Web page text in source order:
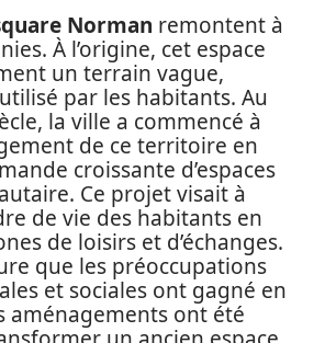
Norman remontent à
À l’origine, cet espace
un terrain vague,
par les habitants. Au
la ville a commencé à
de ce territoire en
croissante d’espaces
Ce projet visait à
de vie des habitants en
de loisirs et d’échanges.
que les préoccupations
et sociales ont gagné en
aménagements ont été